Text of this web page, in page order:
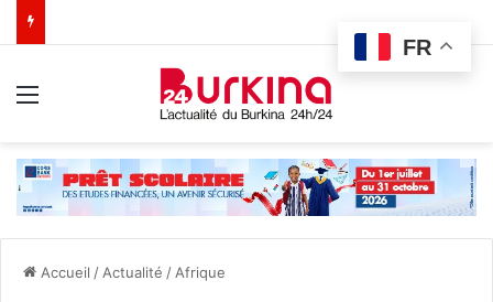
Accueil / Actualité / Afrique
FR